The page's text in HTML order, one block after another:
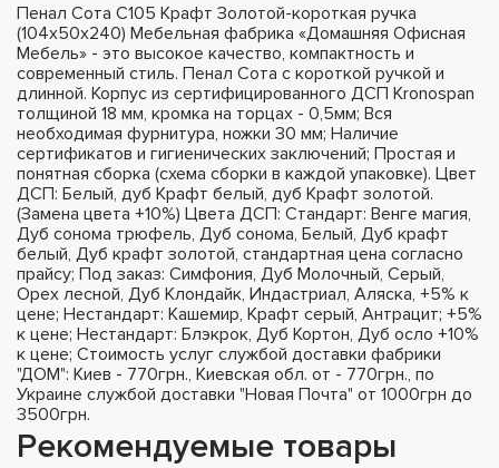
Пенал Сота С105 Крафт Золотой-короткая ручка
(104х50х240) Мебельная фабрика «Домашняя Офисная
Мебель» - это высокое качество, компактность и
современный стиль. Пенал Сота с короткой ручкой и
длинной. Корпус из сертифицированного ДСП Kronospan
толщиной 18 мм, кромка на торцах - 0,5мм; Вся
необходимая фурнитура, ножки 30 мм; Наличие
сертификатов и гигиенических заключений; Простая и
понятная сборка (схема сборки в каждой упаковке). Цвет
ДСП: Белый, дуб Крафт белый, дуб Крафт золотой.
(Замена цвета +10%) Цвета ДСП: Стандарт: Венге магия,
Дуб сонома трюфель, Дуб сонома, Белый, Дуб крафт
белый, Дуб крафт золотой, стандартная цена согласно
прайсу; Под заказ: Симфония, Дуб Молочный, Серый,
Орех лесной, Дуб Клондайк, Индастриал, Аляска, +5% к
цене; Нестандарт: Кашемир, Крафт серый, Антрацит; +5%
к цене; Нестандарт: Блэкрок, Дуб Кортон, Дуб осло +10%
к цене; Стоимость услуг службой доставки фабрики
"ДОМ": Киев - 770грн., Киевская обл. от - 770грн., по
Украине службой доставки "Новая Почта" от 1000грн до
3500грн.
Рекомендуемые товары